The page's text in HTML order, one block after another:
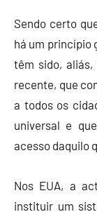
Sendo certo
há um princípio
têm sido, aliás,
recente, que
a todos os
universal e
acesso daquilo
Nos EUA, a
instituir um